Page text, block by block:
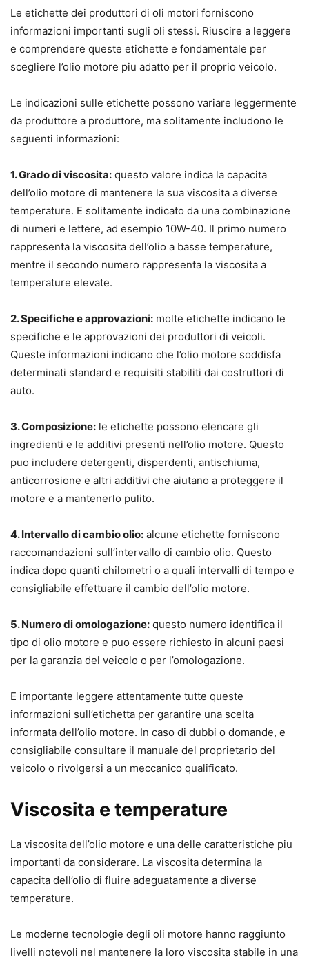
Le etichette dei produttori di oli motori forniscono
informazioni importanti sugli oli stessi. Riuscire a leggere
e comprendere queste etichette e fondamentale per
scegliere l’olio motore piu adatto per il proprio veicolo.
Le indicazioni sulle etichette possono variare leggermente
da produttore a produttore, ma solitamente includono le
seguenti informazioni:
1. Grado di viscosita: questo valore indica la capacita
dell’olio motore di mantenere la sua viscosita a diverse
temperature. E solitamente indicato da una combinazione
di numeri e lettere, ad esempio 10W-40. Il primo numero
rappresenta la viscosita dell’olio a basse temperature,
mentre il secondo numero rappresenta la viscosita a
temperature elevate.
2. Specifiche e approvazioni: molte etichette indicano le
specifiche e le approvazioni dei produttori di veicoli.
Queste informazioni indicano che l’olio motore soddisfa
determinati standard e requisiti stabiliti dai costruttori di
auto.
3. Composizione: le etichette possono elencare gli
ingredienti e le additivi presenti nell’olio motore. Questo
puo includere detergenti, disperdenti, antischiuma,
anticorrosione e altri additivi che aiutano a proteggere il
motore e a mantenerlo pulito.
4. Intervallo di cambio olio: alcune etichette forniscono
raccomandazioni sull’intervallo di cambio olio. Questo
indica dopo quanti chilometri o a quali intervalli di tempo e
consigliabile effettuare il cambio dell’olio motore.
5. Numero di omologazione: questo numero identifica il
tipo di olio motore e puo essere richiesto in alcuni paesi
per la garanzia del veicolo o per l’omologazione.
E importante leggere attentamente tutte queste
informazioni sull’etichetta per garantire una scelta
informata dell’olio motore. In caso di dubbi o domande, e
consigliabile consultare il manuale del proprietario del
veicolo o rivolgersi a un meccanico qualificato.
Viscosita e temperature
La viscosita dell’olio motore e una delle caratteristiche piu
importanti da considerare. La viscosita determina la
capacita dell’olio di fluire adeguatamente a diverse
temperature.
Le moderne tecnologie degli oli motore hanno raggiunto
livelli notevoli nel mantenere la loro viscosita stabile in una